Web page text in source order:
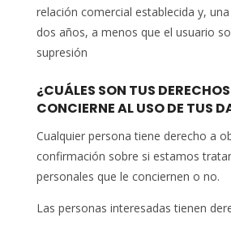
relación comercial establecida y,
dos años, a menos que el usuario
supresión
¿CUÁLES SON TUS
CONCIERNE AL USO DE TUS
Cualquier persona tiene derecho a
confirmación sobre si estamos
personales que le conciernen o no.
Las personas interesadas tienen